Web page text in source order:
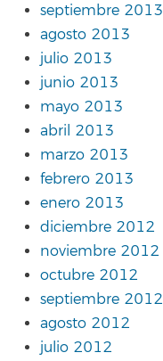
septiembre 2013
agosto 2013
julio 2013
junio 2013
mayo 2013
abril 2013
marzo 2013
febrero 2013
enero 2013
diciembre 2012
noviembre 2012
octubre 2012
septiembre 2012
agosto 2012
julio 2012